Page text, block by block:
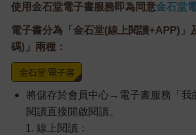
使用金石堂電子書服務即為同意金石堂
電子書分為「金石堂(線上閱讀+APP)」
碼)」兩種：
將儲存於會員中心→電子書服務「我
閱讀直接開啟閱讀。
線上閱讀：